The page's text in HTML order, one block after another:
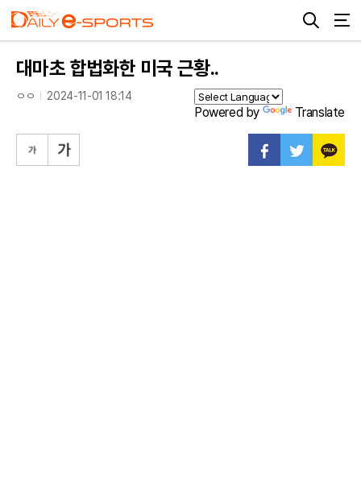
대마초 합법화한 미국 근황..
ㅇㅇ 2024-11-01 18:14
Powered by Translate